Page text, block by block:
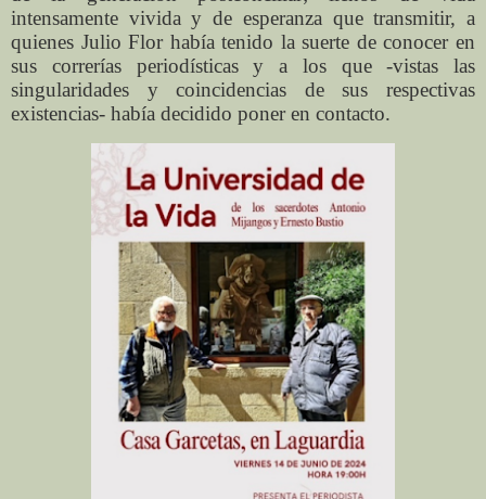
intensamente vivida y de esperanza que transmitir, a
quienes Julio Flor había tenido la suerte de conocer en
sus correrías periodísticas y a los que -vistas las
singularidades y coincidencias de sus respectivas
existencias- había decidido poner en contacto.